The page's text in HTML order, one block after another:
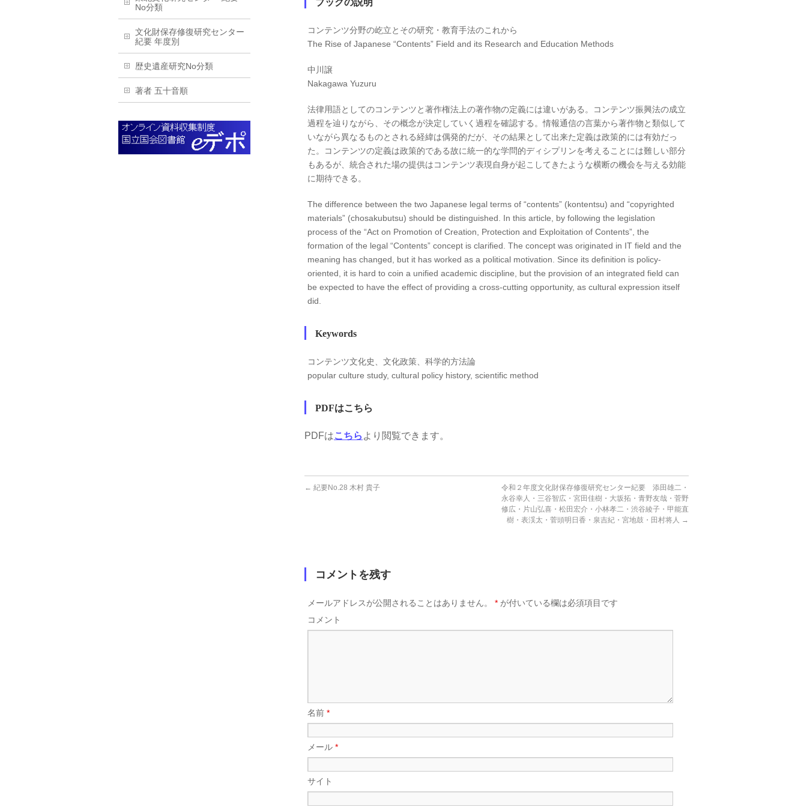
ブックの説明
コンテンツ分野の屹立とその研究・教育手法のこれから
The Rise of Japanese “Contents” Field and its Research and Education Methods
中川譲
Nakagawa Yuzuru
法律用語としてのコンテンツと著作権法上の著作物の定義には違いがある。コンテンツ振興法の成立
過程を辿りながら、その概念が決定していく過程を確認する。情報通信の言葉から著作物と類似して
いながら異なるものとされる経緯は偶発的だが、その結果として出来た定義は政策的には有効だっ
た。コンテンツの定義は政策的である故に統一的な学問的ディシプリンを考えることには難しい部分
もあるが、統合された場の提供はコンテンツ表現自身が起こしてきたような横断の機会を与える効能
に期待できる。
The difference between the two Japanese legal terms of “contents” (kontentsu) and “copyrighted
materials” (chosakubutsu) should be distinguished. In this article, by following the legislation
process of the “Act on Promotion of Creation, Protection and Exploitation of Contents”, the
formation of the legal “Contents” concept is clarified. The concept was originated in IT field and the
meaning has changed, but it has worked as a political motivation. Since its definition is policy-
oriented, it is hard to coin a unified academic discipline, but the provision of an integrated field can
be expected to have the effect of providing a cross-cutting opportunity, as cultural expression itself
did.
Keywords
コンテンツ文化史、文化政策、科学的方法論
popular culture study, cultural policy history, scientific method
PDFはこちら
PDFはこちら より閲覧できます。
← 紀要No.28 木村 貴子
令和２年度文化財保存修復研究センター紀要 添田雄二・
永谷幸人・三谷智広・宮田佳樹・大坂拓・青野友哉・菅野
修広・片山弘喜・松田宏介・小林孝二・渋谷綾子・甲能直
樹・表渓太・菅頭明日香・泉吉紀・宮地鼓・田村将人 →
コメントを残す
メールアドレスが公開されることはありません。 * が付いている欄は必須項目です
コメント
名前 *
メール *
サイト
No分類
文化財保存修復研究センター
紀要 年度別
歴史遺産研究No分類
著者 五十音順